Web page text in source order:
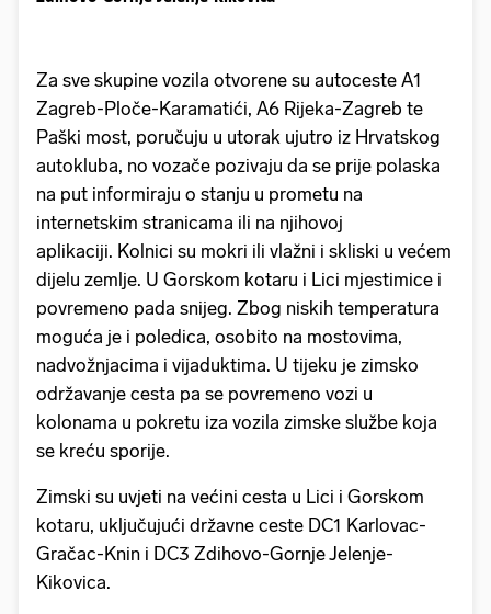
Za sve skupine vozila otvorene su autoceste A1
Zagreb-Ploče-Karamatići, A6 Rijeka-Zagreb te
Paški most, poručuju u utorak ujutro iz Hrvatskog
autokluba, no vozače pozivaju da se prije polaska
na put informiraju o stanju u prometu na
internetskim stranicama ili na njihovoj
aplikaciji. Kolnici su mokri ili vlažni i skliski u većem
dijelu zemlje. U Gorskom kotaru i Lici mjestimice i
povremeno pada snijeg. Zbog niskih temperatura
moguća je i poledica, osobito na mostovima,
nadvožnjacima i vijaduktima. U tijeku je zimsko
održavanje cesta pa se povremeno vozi u
kolonama u pokretu iza vozila zimske službe koja
se kreću sporije.
Zimski su uvjeti na većini cesta u Lici i Gorskom
kotaru, uključujući državne ceste DC1 Karlovac-
Gračac-Knin i DC3 Zdihovo-Gornje Jelenje-
Kikovica.